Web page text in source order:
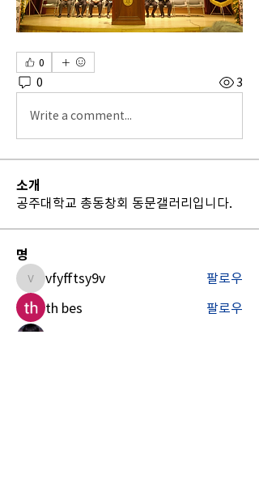
0
0 3
Write a comment...
소개
공주대학교 총동창회 동문갤러리입니다.
명
vfyfftsy9v
vfyfftsy9v 팔로우
th bes 팔로우